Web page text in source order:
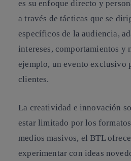
es su enfoque directo y
a través de tácticas que se
específicos de la audiencia,
intereses, comportamientos y
ejemplo, un evento exclusivo
clientes.
La creatividad e innovación
estar limitado por los
medios masivos, el BTL
experimentar con ideas